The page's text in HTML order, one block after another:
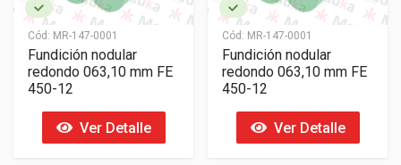
Cód: MR-147-0001
Fundición nodular
redondo 063,10 mm FE
450-12
Ver Detalle
Cód: MR-147-0001
Fundición nodular
redondo 063,10 mm FE
450-12
Ver Detalle